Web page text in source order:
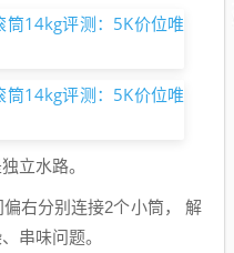
立水路。
右分别连接2个小筒， 解
串味问题。